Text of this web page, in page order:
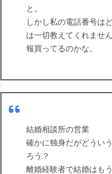
と。
しかし私の電話番号は
は一切教えてくれませ
報買ってるのかな。
結婚相談所の営業
確かに独身だがどうい
ろう？
離婚経験者で結婚はも